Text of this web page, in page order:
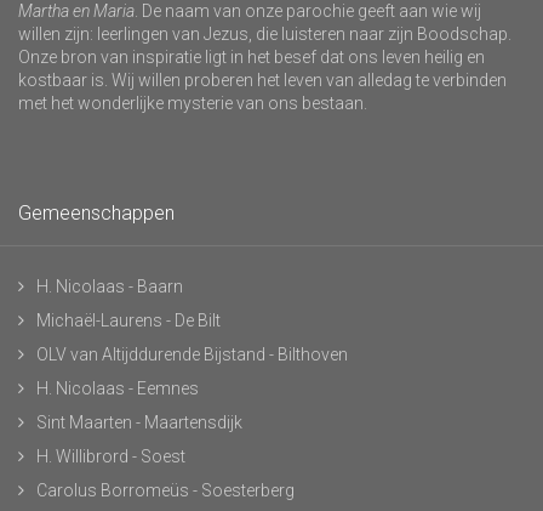
Martha en Maria . De naam van onze parochie geeft aan wie wij
willen zijn: leerlingen van Jezus, die luisteren naar zijn Boodschap.
Onze bron van inspiratie ligt in het besef dat ons leven heilig en
kostbaar is. Wij willen proberen het leven van alledag te verbinden
met het wonderlijke mysterie van ons bestaan.
Gemeenschappen
H. Nicolaas - Baarn
Michaël-Laurens - De Bilt
OLV van Altijddurende Bijstand - Bilthoven
H. Nicolaas - Eemnes
Sint Maarten - Maartensdijk
H. Willibrord - Soest
Carolus Borromeüs - Soesterberg